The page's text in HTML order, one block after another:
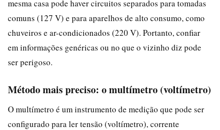
mesma casa pode haver circuitos separados para tomadas
comuns (127 V) e para aparelhos de alto consumo, como
chuveiros e ar-condicionados (220 V). Portanto, confiar
em informações genéricas ou no que o vizinho diz pode
ser perigoso.
Método mais preciso: o multímetro (voltímetro)
O multímetro é um instrumento de medição que pode ser
configurado para ler tensão (voltímetro), corrente